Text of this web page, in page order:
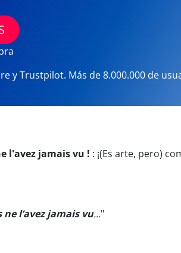
y Trustpilot. Más de 8.000.000 de
l'avez jamais vu ! : ¡(Es arte, pero)
l’avez jamais vu..."